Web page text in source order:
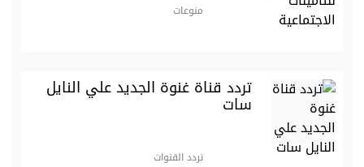
منوعات
تردد قناة غنوة الجديد علي النايل
سات
تردد القنوات